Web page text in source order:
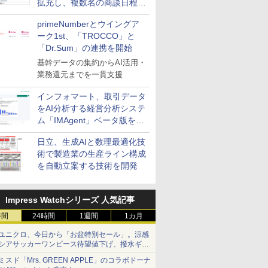
拡充し、複数名の商談日程調
整を効率化
primeNumberとウイングア
ーク1st、「TROCCO」と
「Dr.Sum」の連携を開始
基幹データの集約からAI活用・
業務還元までを一貫支援
インフォマート、取引データ
をAI分析する経営分析システ
ム「IMAgent」ベータ版を提
供
日立、生成AIと数理最適化技
術で製造業の生産ライン構成
を自動立案する技術を開発
Impress Watchシリーズ 人気記事
24時間 1週間 1カ月
ニクロ、今日から「お盆特別セール」。涼感
アサッカーワンピース待望値下げ、撥水ギア
ョーツは1990円に
スド「Mrs. GREEN APPLE」のコラボドーナ